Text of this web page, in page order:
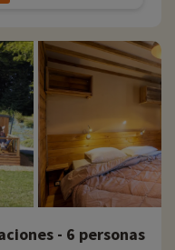
- 6 personas